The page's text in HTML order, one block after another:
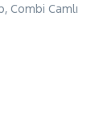
, Combi Camlı